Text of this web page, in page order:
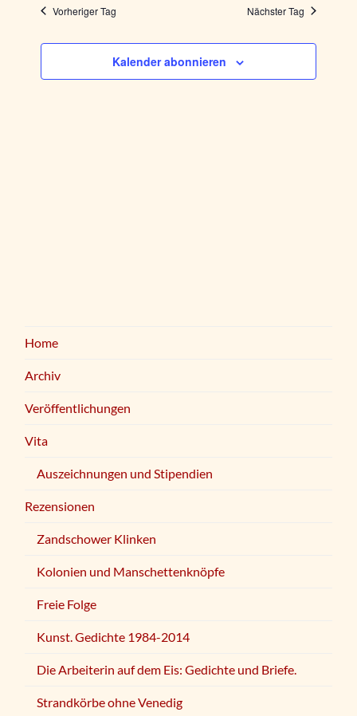
und
Vorheriger Tag Nächster Tag
Kalender abonnieren
Home
Archiv
Veröffentlichungen
Vita
Auszeichnungen und Stipendien
Rezensionen
Zandschower Klinken
Kolonien und Manschettenknöpfe
Freie Folge
Kunst. Gedichte 1984-2014
Die Arbeiterin auf dem Eis: Gedichte und Briefe.
Strandkörbe ohne Venedig